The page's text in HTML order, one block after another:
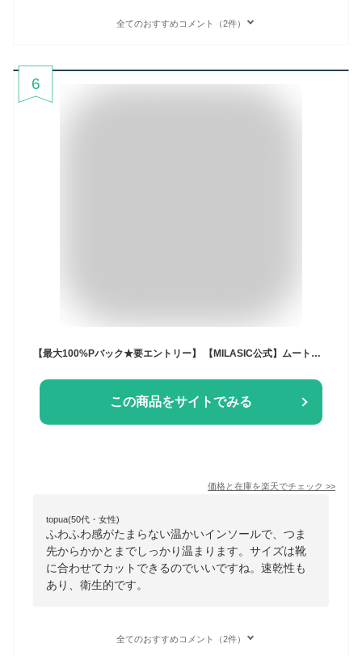
全てのおすすめコメント（2件）
6
【最大100%Pバック★要エントリー】 【MILASIC公式】ムートン風インソール 暖かい ムートン風 ボア インソール あったか 中敷き 靴 温かい 防寒 寒さ対策 保温 男女兼用 ブーツ スニーカー 長靴 秋 冬 秋冬 春 もこもこ ふわふわ レディース メンズ キッズ 底冷え 冷え性
この商品をサイトでみる
価格と在庫を楽天でチェック >>
topua(50代・女性)
ふわふわ感がたまらない温かいインソールで、つま
先からかかとまでしっかり温まります。サイズは靴
に合わせてカットできるのでいいですね。速乾性も
あり、衛生的です。
全てのおすすめコメント（2件）